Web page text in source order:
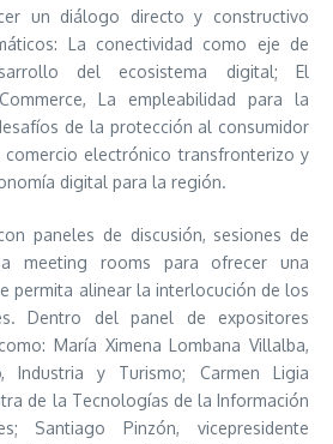
un diálogo directo y constructivo
La conectividad como eje de
del ecosistema digital; El
La empleabilidad para la
de la protección al consumidor
electrónico transfronterizo y
digital para la región.
paneles de discusión, sesiones de
meeting rooms para ofrecer una
permita alinear la interlocución de los
Dentro del panel de expositores
María Ximena Lombana Villalba,
Industria y Turismo; Carmen Ligia
de la Tecnologías de la Información
Santiago Pinzón, vicepresidente